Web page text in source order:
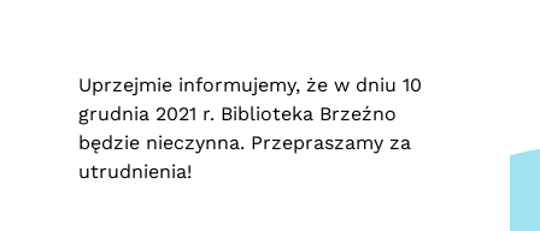
Uprzejmie informujemy, że w dniu 10
grudnia 2021 r. Biblioteka Brzeźno
będzie nieczynna. Przepraszamy za
utrudnienia!